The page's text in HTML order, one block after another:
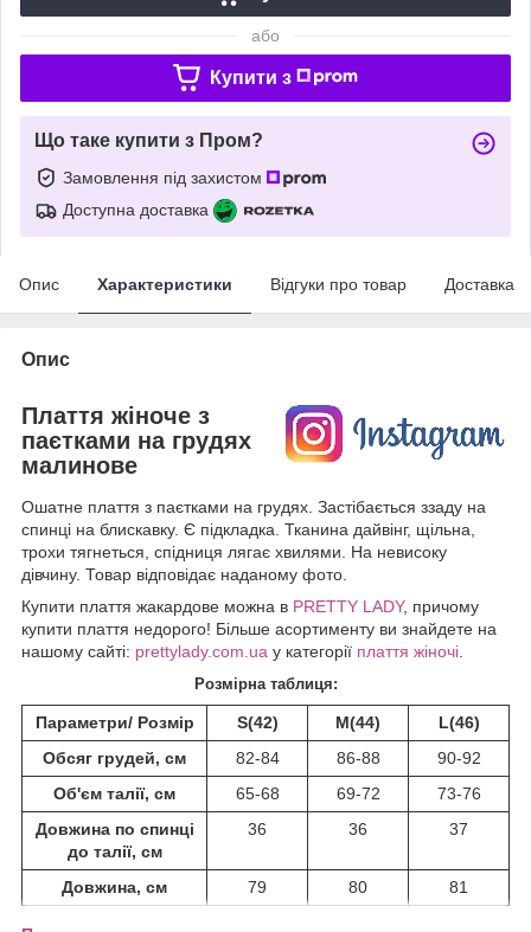
або
Купити з
Що таке купити з Пром?
Замовлення під захистом
Доступна доставка
Опис Характеристики Відгуки про товар Доставка
Опис
Плаття жіноче з
паєтками на грудях
малинове
Ошатне плаття з паєтками на грудях. Застібається ззаду на
спинці на блискавку. Є підкладка. Тканина дайвінг, щільна,
трохи тягнеться, спідниця лягає хвилями. На невисоку
дівчину. Товар відповідає наданому фото.
Купити плаття жакардове можна в PRETTY LADY, причому
купити плаття недорого! Більше асортименту ви знайдете на
нашому сайті: prettylady.com.ua у категорії плаття жіночі.
Розмірна таблиця:
Параметри/ Розмір S(42) M(44)
L(46)
Обсяг грудей, см
82-84 86-88
90-92
Об'єм талії, см
65-68 69-72
73-76
Довжина по спинці
до талії, см
36 36 37
Довжина, см 79 80 81